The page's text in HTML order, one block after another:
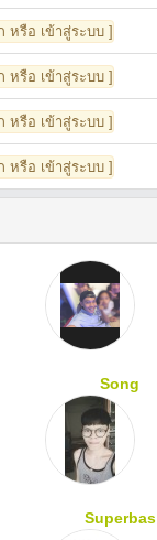
รือ เข้าสู่ระบบ ]
รือ เข้าสู่ระบบ ]
รือ เข้าสู่ระบบ ]
รือ เข้าสู่ระบบ ]
Song
Superbas